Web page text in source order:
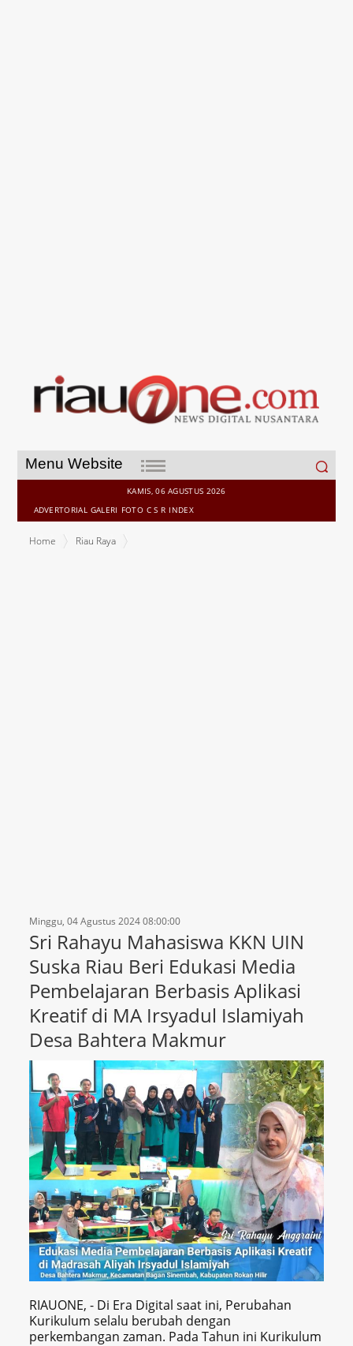
Menu Website
Search
for:
KAMIS, 06 AGUSTUS 2026
ADVERTORIAL GALERI FOTO C S R INDEX
Home
Riau Raya
Minggu, 04 Agustus 2024 08:00:00
Sri Rahayu Mahasiswa KKN UIN
Suska Riau Beri Edukasi Media
Pembelajaran Berbasis Aplikasi
Kreatif di MA Irsyadul Islamiyah
Desa Bahtera Makmur
RIAUONE, - Di Era Digital saat ini, Perubahan
Kurikulum selalu berubah dengan
perkembangan zaman. Pada Tahun ini Kurikulum